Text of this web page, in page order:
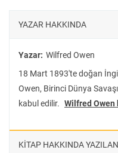
YAZAR HAKKINDA
Yazar: Wilfred Owen
18 Mart 1893'te doğan
Owen, Birinci Dünya
kabul edilir. Wilfred Owen
KİTAP HAKKINDA